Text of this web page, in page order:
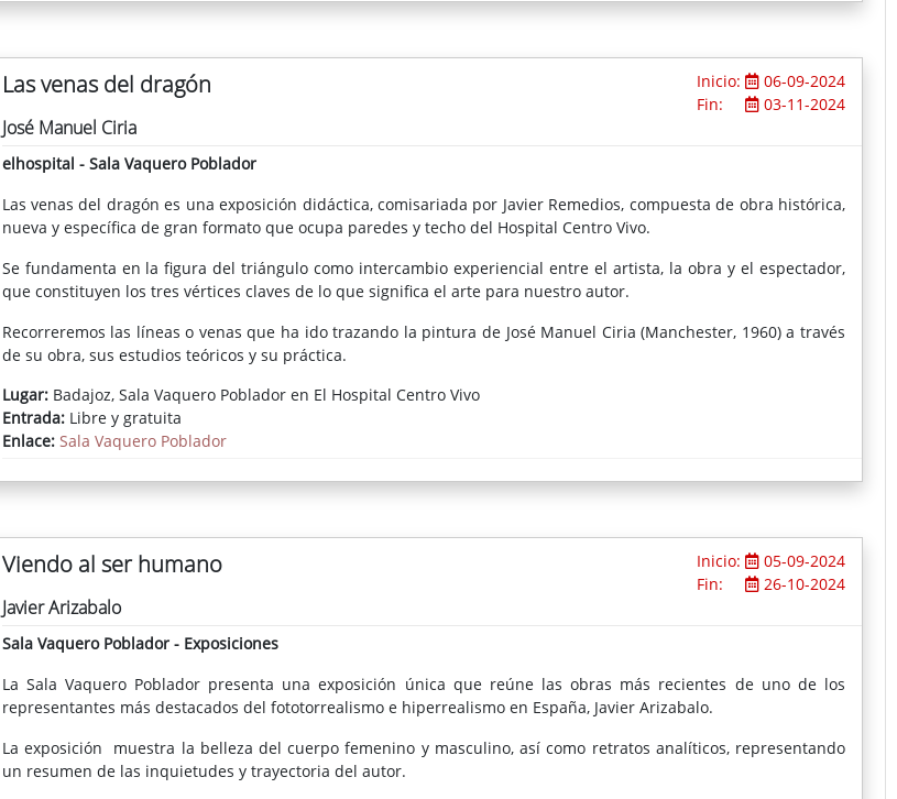
Información adicional:
Reglamento
Las venas del dragón Inicio:
06-09-2024
Fin:
03-11-2024
José Manuel Ciria
elhospital - Sala Vaquero Poblador
Las venas del dragón es una exposición didáctica, comisariada por Javier Remedios, compuesta de obra histórica,
nueva y específica de gran formato que ocupa paredes y techo del Hospital Centro Vivo.
Se fundamenta en la figura del triángulo como intercambio experiencial entre el artista, la obra y el espectador,
que constituyen los tres vértices claves de lo que significa el arte para nuestro autor.
Recorreremos las líneas o venas que ha ido trazando la pintura de José Manuel Ciria (Manchester, 1960) a través
de su obra, sus estudios teóricos y su práctica.
José Manuel Ciria es uno de los pintores con más proyección internacional de las últimas generaciones, con
exposiciones en los más grandes museos y ferias del mundo, Nueva York, Los Ángeles, Detroit, Atlanta, Chicago,
Toronto, Ciudad de México, Medellín, São Paulo, Buenos Aires, Santiago de Chile, Tel Aviv, Oporto, Lisboa, París,
acontece, manteniendo una postura clara de artista contemporáneo. De su obra emerge una agresividad visual
apreciación del momento artístico, por lo que su obra está hecha por él para ellos.
El enfoque teórico de su labor no ha tenido más que expandirse en torno a la imagen abstracta, siendo su mente
una suerte de confrontación entre lo gestual y lo geométrico, la exploración temática y la formal, de ciertas
concepciones acerca de la figuración. Mediante once obras pictóricas de gran formato, una proyección sobre
lienzo, pantalla, dibujos, cómics, collages, objetos de archivo, una instalación, una acción performativa y la edición
que vuela, otea y se lanza del cielo hacia la tierra, los campos, las ciudades. Su éxito artístico es el epítome del
rigor analítico.
Lugar:Badajoz, Sala Vaquero Poblador en El Hospital Centro Vivo
Entrada:Libre y gratuita
Enlace: Sala Vaquero Poblador
Viendo al ser humano Inicio:
05-09-2024
Fin:
26-10-2024
Javier Arizabalo
Sala Vaquero Poblador - Exposiciones
La Sala Vaquero Poblador presenta una exposición única que reúne las obras más recientes de uno de los
representantes más destacados del fototorrealismo e hiperrealismo en España, Javier Arizabalo.
La exposición muestra la belleza del cuerpo femenino y masculino, así como retratos analíticos, representando
un resumen de las inquietudes y trayectoria del autor.